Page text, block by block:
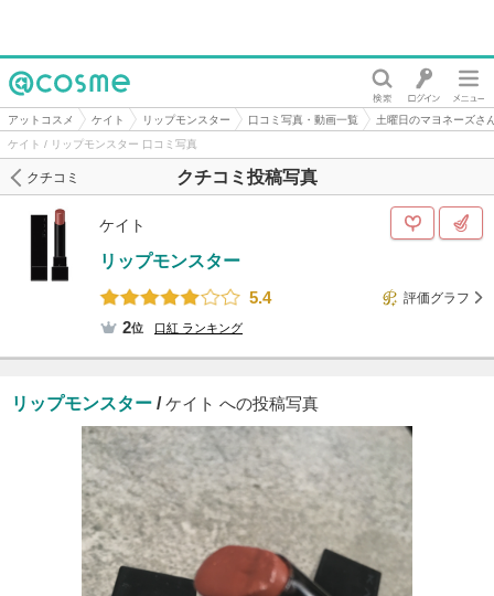
@cosme
アットコスメ ケイト リップモンスター 口コミ写真・動画一覧
土曜日のマヨネーズさ
ケイト / リップモンスター 口コミ写真
クチコミ投稿写真
クチコミ
ケイト
リップモンスター
5.4
評価グラフ
2位 口紅 ランキング
リップモンスター /ケイト への投稿写真